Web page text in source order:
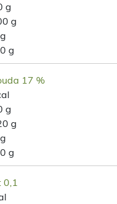
g
g
g
17 %
g
g
g
0,1